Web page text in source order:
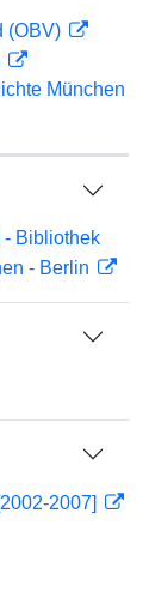
(OBV)
München
- Bibliothek
- Berlin
2007]